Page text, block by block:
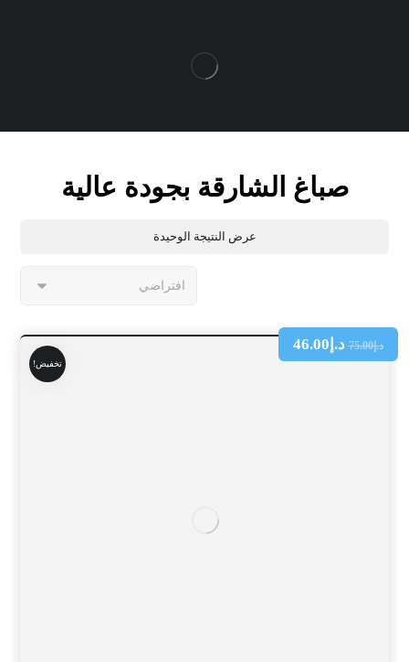
صباغ الشارقة بجودة عالية
عرض النتيجة الوحيدة
تخفيض!
د.إ75.00 د.إ 46.00